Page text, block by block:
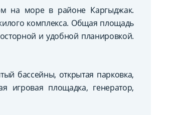
на море в районе Каргыджак.
комплекса. Общая площадь
и удобной планировкой.
бассейны, открытая парковка,
игровая площадка, генератор,